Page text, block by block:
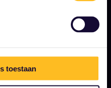
toestaan